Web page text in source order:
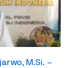
M.Si. –